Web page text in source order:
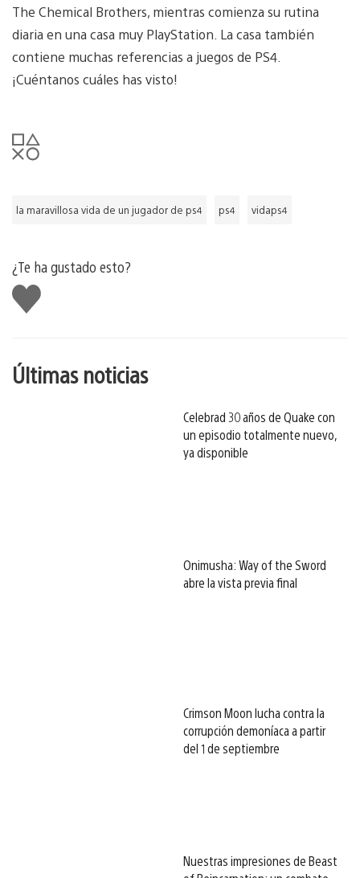
The Chemical Brothers, mientras comienza su rutina
diaria en una casa muy PlayStation. La casa también
contiene muchas referencias a juegos de PS4.
¡Cuéntanos cuáles has visto!
la maravillosa vida de un jugador de ps4 ps4 vidaps4
¿Te ha gustado esto?
Me
gusta
Últimas noticias
Celebrad 30 años de Quake con
un episodio totalmente nuevo,
ya disponible
Onimusha: Way of the Sword
abre la vista previa final
Crimson Moon lucha contra la
corrupción demoníaca a partir
del 1 de septiembre
Nuestras impresiones de Beast